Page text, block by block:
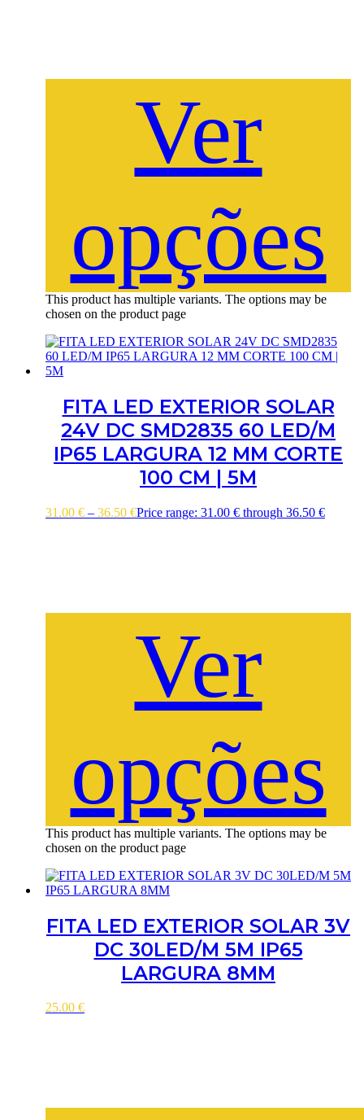
Ver
opções
This product has multiple variants. The options may be
chosen on the product page
FITA LED EXTERIOR SOLAR
24V DC SMD2835 60 LED/M
IP65 LARGURA 12 MM CORTE
100 CM | 5M
31.00 € – 36.50 €Price range: 31.00 € through 36.50 €
Ver
opções
This product has multiple variants. The options may be
chosen on the product page
FITA LED EXTERIOR SOLAR 3V
DC 30LED/M 5M IP65
LARGURA 8MM
25.00 €